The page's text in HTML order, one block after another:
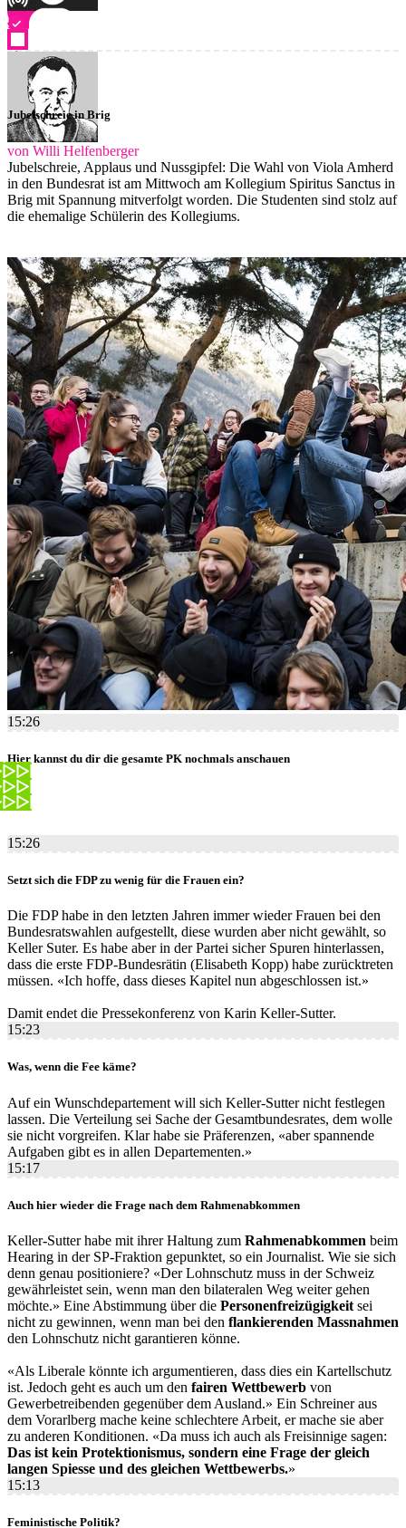
Jubelschreie in Brig
von Willi Helfenberger
Jubelschreie, Applaus und Nussgipfel: Die Wahl von Viola Amherd
in den Bundesrat ist am Mittwoch am Kollegium Spiritus Sanctus in
Brig mit Spannung mitverfolgt worden. Die Studenten sind stolz auf
die ehemalige Schülerin des Kollegiums.
15:26
Hier kannst du dir die gesamte PK nochmals anschauen
15:26
Setzt sich die FDP zu wenig für die Frauen ein?
Die FDP habe in den letzten Jahren immer wieder Frauen bei den
Bundesratswahlen aufgestellt, diese wurden aber nicht gewählt, so
Keller Suter. Es habe aber in der Partei sicher Spuren hinterlassen,
dass die erste FDP-Bundesrätin (Elisabeth Kopp) habe zurücktreten
müssen. «Ich hoffe, dass dieses Kapitel nun abgeschlossen ist.»
Damit endet die Pressekonferenz von Karin Keller-Sutter.
15:23
Was, wenn die Fee käme?
Auf ein Wunschdepartement will sich Keller-Sutter nicht festlegen
lassen. Die Verteilung sei Sache der Gesamtbundesrates, dem wolle
sie nicht vorgreifen. Klar habe sie Präferenzen, «aber spannende
Aufgaben gibt es in allen Departementen.»
15:17
Auch hier wieder die Frage nach dem Rahmenabkommen
Keller-Sutter habe mit ihrer Haltung zum Rahmenabkommen beim
Hearing in der SP-Fraktion gepunktet, so ein Journalist. Wie sie sich
denn genau positioniere? «Der Lohnschutz muss in der Schweiz
gewährleistet sein, wenn man den bilateralen Weg weiter gehen
möchte.» Eine Abstimmung über die Personenfreizügigkeit sei
nicht zu gewinnen, wenn man bei den flankierenden Massnahmen
den Lohnschutz nicht garantieren könne.
«Als Liberale könnte ich argumentieren, dass dies ein Kartellschutz
ist. Jedoch geht es auch um den fairen Wettbewerb von
Gewerbetreibenden gegenüber dem Ausland.» Ein Schreiner aus
dem Vorarlberg mache keine schlechtere Arbeit, er mache sie aber
zu anderen Konditionen. «Da muss ich auch als Freisinnige sagen:
Das ist kein Protektionismus, sondern eine Frage der gleich
langen Spiesse und des gleichen Wettbewerbs.»
15:13
Feministische Politik?